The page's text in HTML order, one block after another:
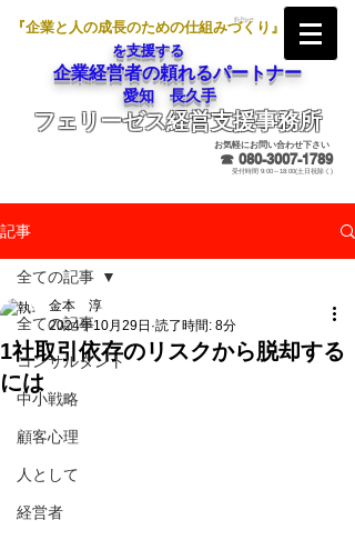
『企業と人の成長のための仕組みづくり』
を支援する
企業経営者の頼れるパートナー
愛知 長久手
フェリーゼス経営支援事務所
お気軽にお問い合わせ下さい
☎ 080-3007-1789
受付時間 9:00～18:00(土日祝除く)
記事
全ての記事
コンサルタント
中小戦略
顧客心理
人として
経営者
全ての記事
1社取引依存のリスクから脱却する
には
金本 淳
2024年10月29日 読了時間: 8分